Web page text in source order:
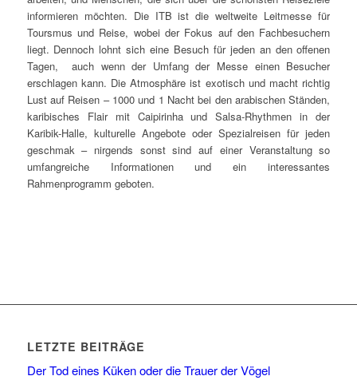
informieren möchten. Die ITB ist die weltweite Leitmesse für
Toursmus und Reise, wobei der Fokus auf den Fachbesuchern
liegt. Dennoch lohnt sich eine Besuch für jeden an den offenen
Tagen, auch wenn der Umfang der Messe einen Besucher
erschlagen kann. Die Atmosphäre ist exotisch und macht richtig
Lust auf Reisen – 1000 und 1 Nacht bei den arabischen Ständen,
karibisches Flair mit Caipirinha und Salsa-Rhythmen in der
Karibik-Halle, kulturelle Angebote oder Spezialreisen für jeden
geschmak – nirgends sonst sind auf einer Veranstaltung so
umfangreiche Informationen und ein interessantes
Rahmenprogramm geboten.
LETZTE BEITRÄGE
Der Tod eines Küken oder die Trauer der Vögel